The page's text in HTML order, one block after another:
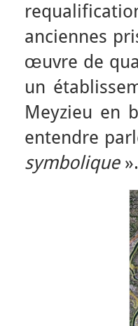
anciennes
œuvre de
un
Meyzieu en
entendre
symbolique».